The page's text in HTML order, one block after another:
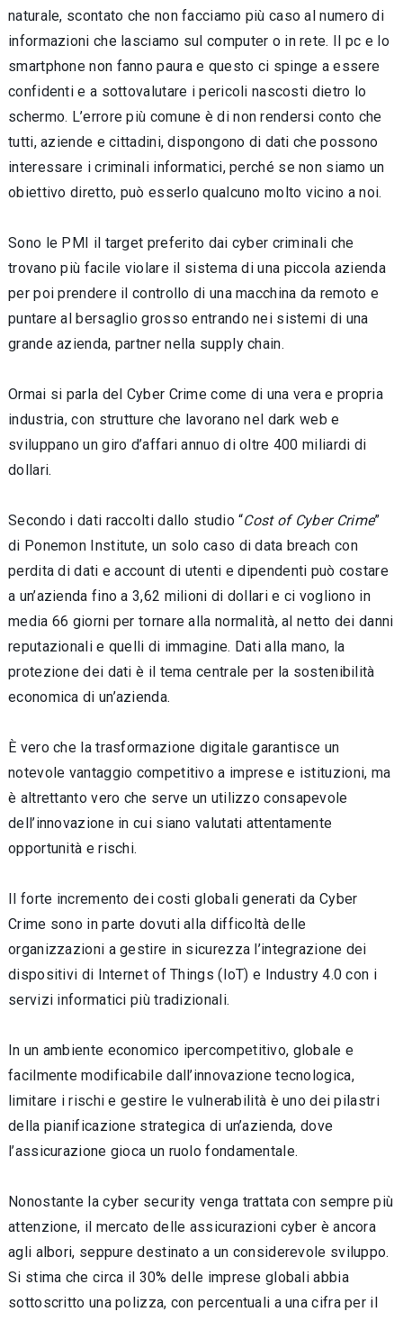
naturale, scontato che non facciamo più caso al numero di
informazioni che lasciamo sul computer o in rete. Il pc e lo
smartphone non fanno paura e questo ci spinge a essere
confidenti e a sottovalutare i pericoli nascosti dietro lo
schermo. L’errore più comune è di non rendersi conto che
tutti, aziende e cittadini, dispongono di dati che possono
interessare i criminali informatici, perché se non siamo un
obiettivo diretto, può esserlo qualcuno molto vicino a noi.
Sono le PMI il target preferito dai cyber criminali che
trovano più facile violare il sistema di una piccola azienda
per poi prendere il controllo di una macchina da remoto e
puntare al bersaglio grosso entrando nei sistemi di una
grande azienda, partner nella supply chain.
Ormai si parla del Cyber Crime come di una vera e propria
industria, con strutture che lavorano nel dark web e
sviluppano un giro d’affari annuo di oltre 400 miliardi di
dollari.
Secondo i dati raccolti dallo studio “Cost of Cyber Crime”
di Ponemon Institute, un solo caso di data breach con
perdita di dati e account di utenti e dipendenti può costare
a un’azienda fino a 3,62 milioni di dollari e ci vogliono in
media 66 giorni per tornare alla normalità, al netto dei danni
reputazionali e quelli di immagine. Dati alla mano, la
protezione dei dati è il tema centrale per la sostenibilità
economica di un’azienda.
È vero che la trasformazione digitale garantisce un
notevole vantaggio competitivo a imprese e istituzioni, ma
è altrettanto vero che serve un utilizzo consapevole
dell’innovazione in cui siano valutati attentamente
opportunità e rischi.
Il forte incremento dei costi globali generati da Cyber
Crime sono in parte dovuti alla difficoltà delle
organizzazioni a gestire in sicurezza l’integrazione dei
dispositivi di Internet of Things (IoT) e Industry 4.0 con i
servizi informatici più tradizionali.
In un ambiente economico ipercompetitivo, globale e
facilmente modificabile dall’innovazione tecnologica,
limitare i rischi e gestire le vulnerabilità è uno dei pilastri
della pianificazione strategica di un’azienda, dove
l’assicurazione gioca un ruolo fondamentale.
Nonostante la cyber security venga trattata con sempre più
attenzione, il mercato delle assicurazioni cyber è ancora
agli albori, seppure destinato a un considerevole sviluppo.
Si stima che circa il 30% delle imprese globali abbia
sottoscritto una polizza, con percentuali a una cifra per il